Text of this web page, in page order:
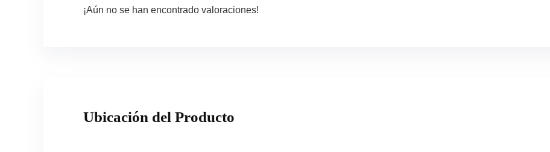
¡Aún no se han encontrado valoraciones!
Ubicación del Producto